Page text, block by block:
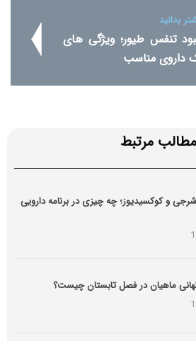
بدانید
تنفس طیور؛ ویژگی های
داروی مناسب
مطالب مرتبط
و کوکسیدیوز؛ چه چیزی در برنامه دارویی
ماهیان در فصل تابستان چیست؟